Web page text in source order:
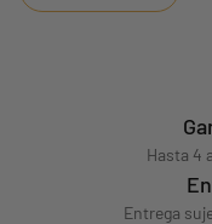
Hasta 4
Entrega